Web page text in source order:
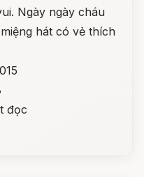
Ngày ngày cháu
hát có vẻ thích
đọc